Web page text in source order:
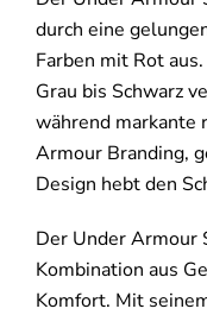
durch eine
Farben mit Rot
Grau bis Schwarz
während markante
Armour Branding,
Design hebt den
Der Under Armour
Kombination aus
Komfort. Mit